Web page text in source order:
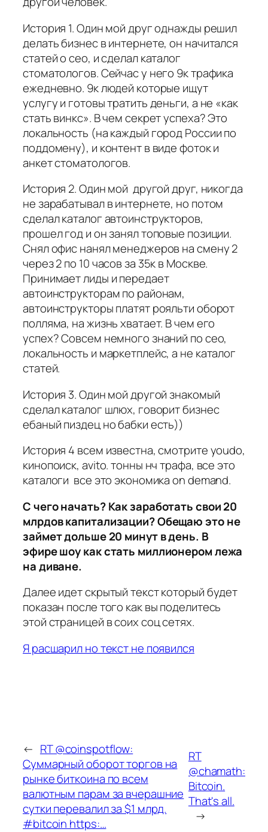
История 1. Один мой друг однажды решил
делать бизнес в интернете, он начитался
статей о сео, и сделал каталог
стоматологов. Сейчас у него 9к трафика
ежедневно. 9к людей которые ищут
услугу и готовы тратить деньги, а не «как
стать винкс». В чем секрет успеха? Это
локальность (на каждый город России по
поддомену), и контент в виде фоток и
анкет стоматологов.
История 2. Один мой другой друг, никогда
не зарабатывал в интернете, но потом
сделал каталог автоинструкторов,
прошел год и он занял топовые позиции.
Снял офис нанял менеджеров на смену 2
через 2 по 10 часов за 35к в Москве.
Принимает лиды и передает
автоинструкторам по районам,
автоинструкторы платят рояльти оборот
полляма, на жизнь хватает. В чем его
успех? Совсем немного знаний по сео,
локальность и маркетплейс, а не каталог
статей.
История 3. Один мой другой знакомый
сделал каталог шлюх, говорит бизнес
ебаный пиздец но бабки есть))
История 4 всем известна, смотрите youdo,
кинопоиск, avito. тонны нч трафа, все это
каталоги все это экономика on demand.
С чего начать? Как заработать свои 20
млрдов капитализации? Обещаю это не
займет дольше 20 минут в день. В
эфире шоу как стать миллионером лежа
на диване.
Далее идет скрытый текст который будет
показан после того как вы поделитесь
этой страницей в соих соц сетях.
Я расшарил но текст не появился
← RT @coinspotflow:
Суммарный оборот торгов на
рынке биткоина по всем
валютным парам за вчерашние
сутки перевалил за $1 млрд.
#bitcoin https:…
RT
@chamath:
Bitcoin.
That's all.
→